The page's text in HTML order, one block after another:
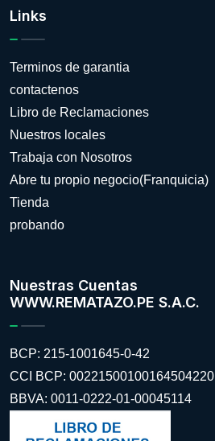
Links
Terminos de garantia
contactenos
Libro de Reclamaciones
Nuestros locales
Trabaja con Nosotros
Abre tu propio negocio(Franquicia)
Tienda
probando
Nuestras Cuentas
WWW.REMATAZO.PE S.A.C.
BCP: 215-1001645-0-42
CCI BCP: 00221500100164504220
BBVA: 0011-0222-01-00045114